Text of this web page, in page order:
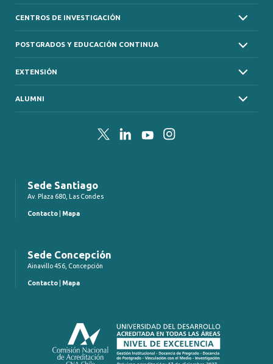
CENTROS DE INVESTIGACIÓN
POSTGRADOS Y EDUCACIÓN CONTINUA
EXTENSIÓN
ALUMNI
TwitterLinkedInYouTubeInstagram
Sede Santiago
Av. Plaza 680, Las Condes
Contacto Mapa
Sede Concepción
Ainavillo 456, Concepción
Contacto Mapa